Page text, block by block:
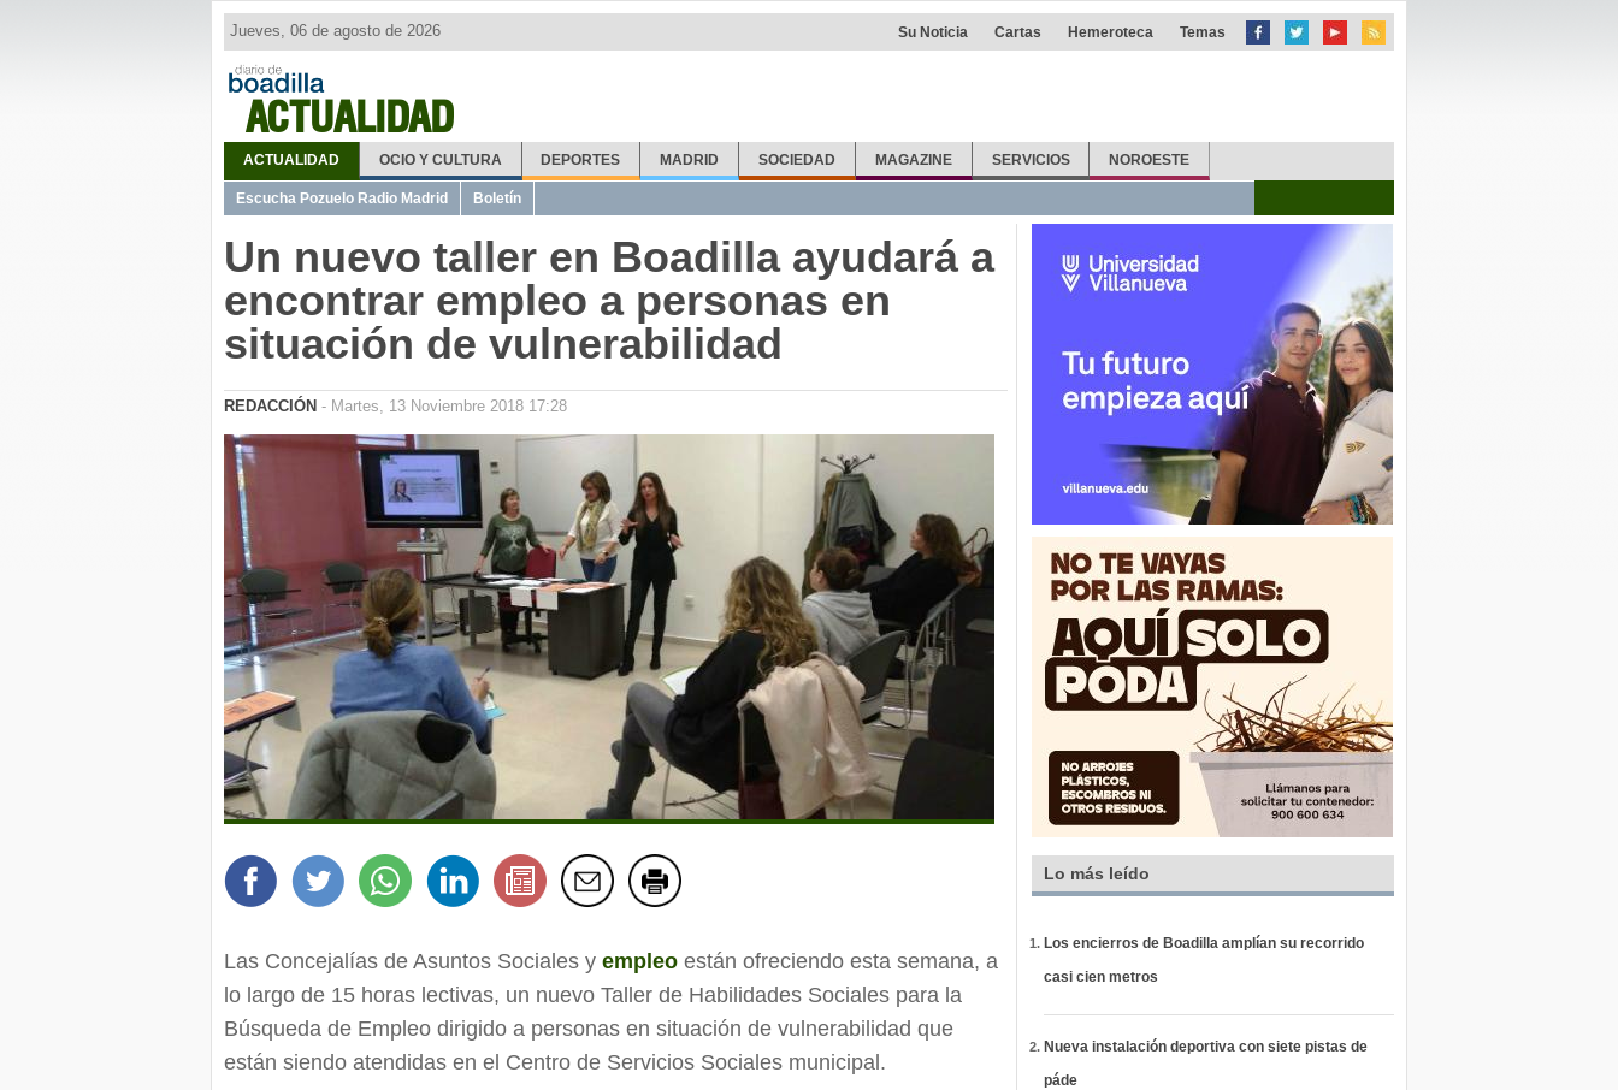
ACTUALIDAD
Jueves, 06 de agosto de 2026 Su Noticia Cartas Hemeroteca Temas
ACTUALIDAD OCIO Y CULTURA DEPORTES MADRID SOCIEDAD MAGAZINE SERVICIOS NOROESTE
Escucha Pozuelo Radio Madrid Boletín
Un nuevo taller en Boadilla ayudará a
encontrar empleo a personas en
situación de vulnerabilidad
REDACCIÓN - Martes, 13 Noviembre 2018 17:28
Las Concejalías de Asuntos Sociales y empleo están ofreciendo esta semana, a
lo largo de 15 horas lectivas, un nuevo Taller de Habilidades Sociales para la
Búsqueda de Empleo dirigido a personas en situación de vulnerabilidad que
están siendo atendidas en el Centro de Servicios Sociales municipal.
Lo más leído
Los encierros de Boadilla amplían su recorrido
casi cien metros
Nueva instalación deportiva con siete pistas de
páde